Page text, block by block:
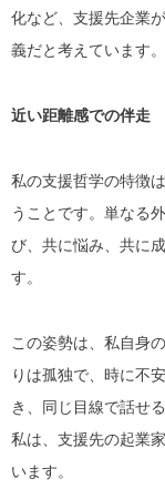
化など、支援先企業
義だと考えています。
近い距離感での伴走
私の支援哲学の特徴
うことです。単なる
び、共に悩み、共に
す。
この姿勢は、私自身
りは孤独で、時に不
き、同じ目線で話せ
私は、支援先の起業
います。